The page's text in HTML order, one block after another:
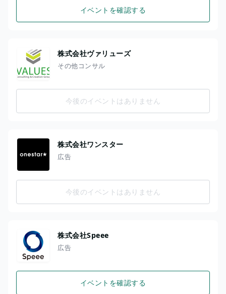
イベントを確認する
株式会社ヴァリューズ
その他コンサル
今後のイベントはありません
株式会社ワンスター
広告
今後のイベントはありません
株式会社Speee
広告
イベントを確認する